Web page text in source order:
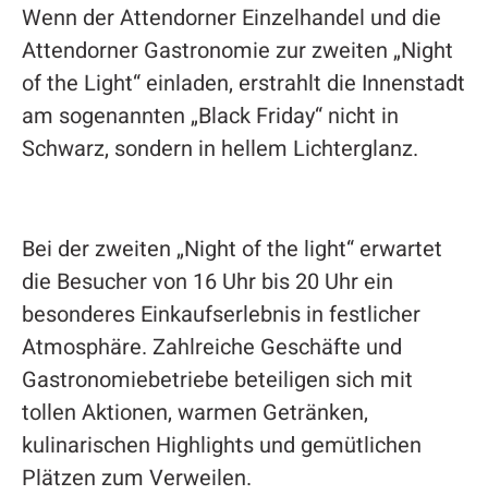
Wenn der Attendorner Einzelhandel und die
Attendorner Gastronomie zur zweiten „Night
of the Light“ einladen, erstrahlt die Innenstadt
am sogenannten „Black Friday“ nicht in
Schwarz, sondern in hellem Lichterglanz.
Bei der zweiten „Night of the light“ erwartet
die Besucher von 16 Uhr bis 20 Uhr ein
besonderes Einkaufserlebnis in festlicher
Atmosphäre. Zahlreiche Geschäfte und
Gastronomiebetriebe beteiligen sich mit
tollen Aktionen, warmen Getränken,
kulinarischen Highlights und gemütlichen
Plätzen zum Verweilen.